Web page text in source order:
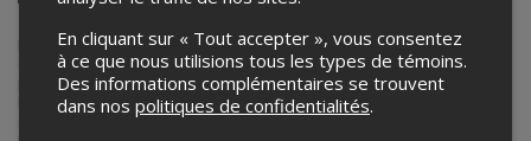
courriel
Lepointdevente.com agit à titre de mandataire pourRoller Derby
Québecdans le cadre de l’affichage en ligne et la vente de billets
pour ses événements.
Pour plus d’information à propos de cet événement, veuillez
contacter l’organisateur de l’événement,Roller Derby Québec
En cliquant sur « Tout accepter », vous consentez
à ce que nous utilisions tous les types de témoins.
Des informations complémentaires se trouvent
dans nos politiques de confidentialités.